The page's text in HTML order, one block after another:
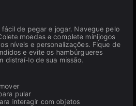
de pegar e jogar. Navegue pelo
moedas e complete minijogos
níveis e personalizações. Fique de
e evite os hambúrgueres
distraí-lo de sua missão.
pular
interagir com objetos